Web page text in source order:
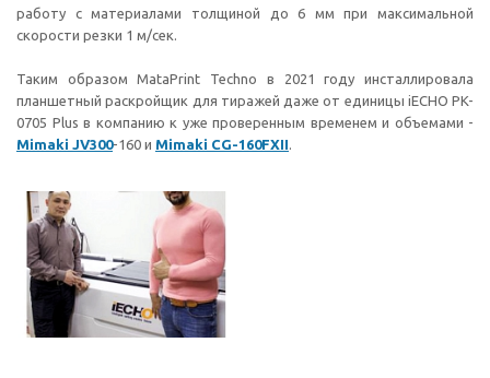
работу с материалами толщиной до 6 мм при максимальной
скорости резки 1 м/сек.
Таким образом MataPrint Techno в 2021 году инсталлировала
планшетный раскройщик для тиражей даже от единицы iECHO PK-
0705 Plus в компанию к уже проверенным временем и объемами -
Mimaki JV300-160 и Mimaki CG-160FXII.